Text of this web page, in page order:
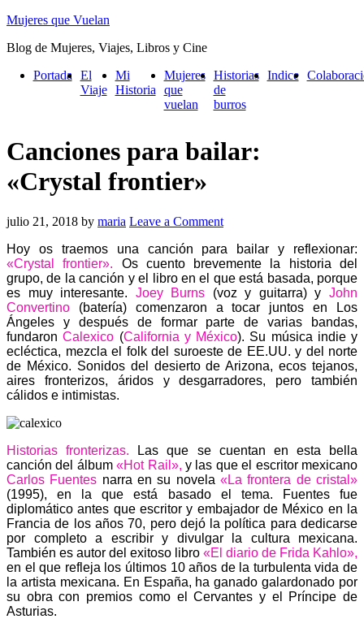
Mujeres que Vuelan
Blog de Mujeres, Viajes, Libros y Cine
Portada
El
Viaje
Mi
Historia
Mujeres
que
vuelan
Historias
de
burros
Indice
Canciones para bailar:
«Crystal frontier»
julio 21, 2018 by maria Leave a Comment
Hoy os traemos una canción para bailar y reflexionar:
«Crystal frontier». Os cuento brevemente la historia del
grupo, de la canción y el libro en el que está basada, porque
es muy interesante. Joey Burns (voz y guitarra) yJohn
Convertino (batería) comenzaron a tocar juntos en Los
Ángeles y después de formar parte de varias bandas,
fundaronCalexico (California y México). Su música indie y
ecléctica, mezcla el folk del suroeste de EE.UU. y del norte
de México. Sonidos del desierto de Arizona, ecos tejanos,
aires fronterizos, áridos y desgarradores, pero también
cálidos e intimistas.
Historias fronterizas. Las que se cuentan en esta bella
canción del álbum«Hot Rail», y las que el escritor mexicano
Carlos Fuentes narra en su novela«La frontera de cristal»
(1995), en la que está basado el tema. Fuentes fue
diplomático antes que escritor y embajador de México en la
Francia de los años 70, pero dejó la política para dedicarse
por completo a escribir y divulgar la cultura mexicana.
También es autor del exitoso libro «El diario de Frida Kahlo»,
en el que refleja los últimos 10 años de la turbulenta vida de
la artista mexicana. En España, ha ganado galardonado por
su obra con premios como el Cervantes y el Príncipe de
Asturias.